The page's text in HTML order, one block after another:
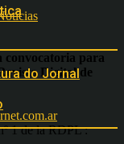
do Jornal
convocatoria para
Digital de
1 de la RDPL :